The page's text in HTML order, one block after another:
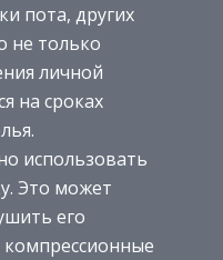
пота, других
не только
личной
на сроках
использовать
Это может
его
компрессионные